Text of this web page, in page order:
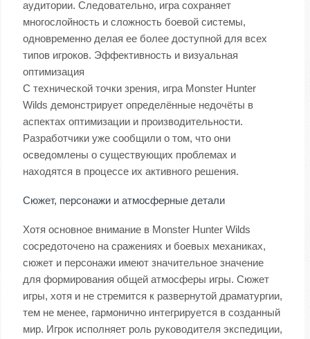
аудитории. Следовательно, игра сохраняет
многослойность и сложность боевой системы,
одновременно делая ее более доступной для всех
типов игроков. Эффективность и визуальная
оптимизация
С технической точки зрения, игра Monster Hunter
Wilds демонстрирует определённые недочёты в
аспектах оптимизации и производительности.
Разработчики уже сообщили о том, что они
осведомлены о существующих проблемах и
находятся в процессе их активного решения.
Сюжет, персонажи и атмосферные детали
Хотя основное внимание в Monster Hunter Wilds
сосредоточено на сражениях и боевых механиках,
сюжет и персонажи имеют значительное значение
для формирования общей атмосферы игры. Сюжет
игры, хотя и не стремится к развернутой драматургии,
тем не менее, гармонично интегрируется в созданный
мир. Игрок исполняет роль руководителя экспедиции,